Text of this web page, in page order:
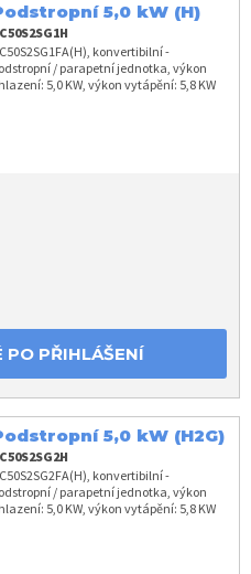
5,0 kW (H)
konvertibilní -
/ parapetní jednotka, výkon
5,0 KW, výkon vytápění: 5,8 KW
PO PŘIHLÁŠENÍ
5,0 kW (H2G)
konvertibilní -
/ parapetní jednotka, výkon
5,0 KW, výkon vytápění: 5,8 KW